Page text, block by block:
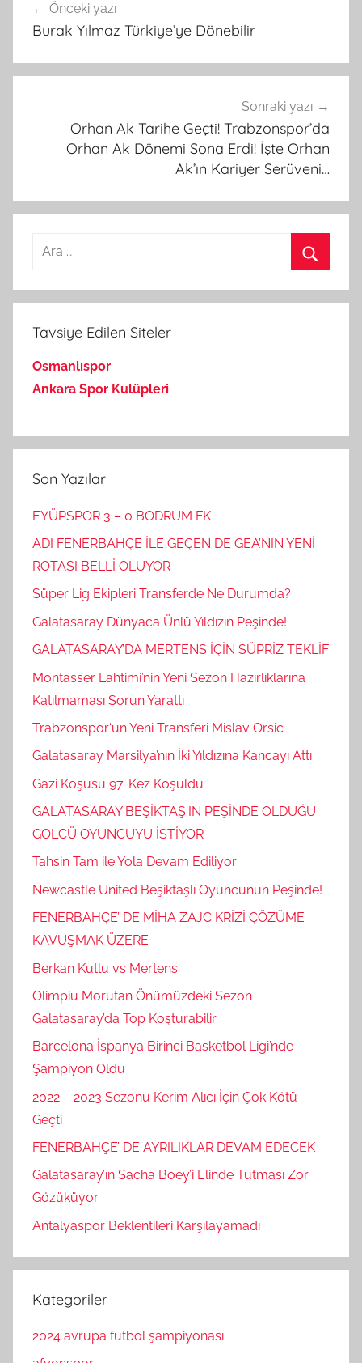
gezinmesi
Önceki yazı
Burak Yılmaz Türkiye’ye Dönebilir
Sonraki yazı
Orhan Ak Tarihe Geçti! Trabzonspor’da
Orhan Ak Dönemi Sona Erdi! İşte Orhan
Ak’ın Kariyer Serüveni…
Arama:
Tavsiye Edilen Siteler
Osmanlıspor
Ankara Spor Kulüpleri
Son Yazılar
EYÜPSPOR 3 – 0 BODRUM FK
ADI FENERBAHÇE İLE GEÇEN DE GEA’NIN YENİ
ROTASI BELLİ OLUYOR
Süper Lig Ekipleri Transferde Ne Durumda?
Galatasaray Dünyaca Ünlü Yıldızın Peşinde!
GALATASARAY’DA MERTENS İÇİN SÜPRİZ TEKLİF
Montasser Lahtimi’nin Yeni Sezon Hazırlıklarına
Katılmaması Sorun Yarattı
Trabzonspor‘un Yeni Transferi Mislav Orsic
Galatasaray Marsilya’nın İki Yıldızına Kancayı Attı
Gazi Koşusu 97. Kez Koşuldu
GALATASARAY BEŞİKTAŞ’IN PEŞİNDE OLDUĞU
GOLCÜ OYUNCUYU İSTİYOR
Tahsin Tam ile Yola Devam Ediliyor
Newcastle United Beşiktaşlı Oyuncunun Peşinde!
FENERBAHÇE’ DE MİHA ZAJC KRİZİ ÇÖZÜME
KAVUŞMAK ÜZERE
Berkan Kutlu vs Mertens
Olimpiu Morutan Önümüzdeki Sezon
Galatasaray’da Top Koşturabilir
Barcelona İspanya Birinci Basketbol Ligi’nde
Şampiyon Oldu
2022 – 2023 Sezonu Kerim Alıcı İçin Çok Kötü
Geçti
FENERBAHÇE’ DE AYRILIKLAR DEVAM EDECEK
Galatasaray’ın Sacha Boey’i Elinde Tutması Zor
Gözüküyor
Antalyaspor Beklentileri Karşılayamadı
Kategoriler
2024 avrupa futbol şampiyonası